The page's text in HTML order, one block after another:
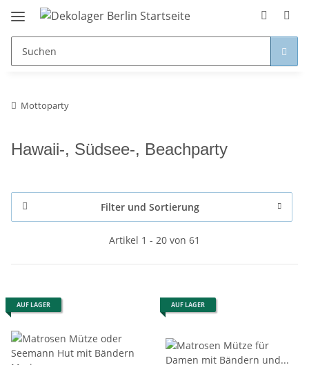
Mottoparty
Hawaii-, Südsee-, Beachparty
Filter und Sortierung
Artikel 1 - 20 von 61
AUF LAGER AUF LAGER